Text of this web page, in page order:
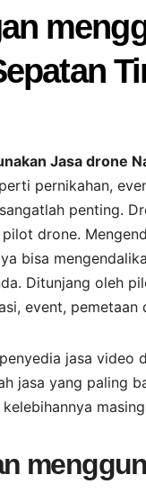
Jasa drone
pernikahan,
penting.
drone.
bisa
Ditunjang oleh
event, pemetaan
jasa video
jasa yang paling